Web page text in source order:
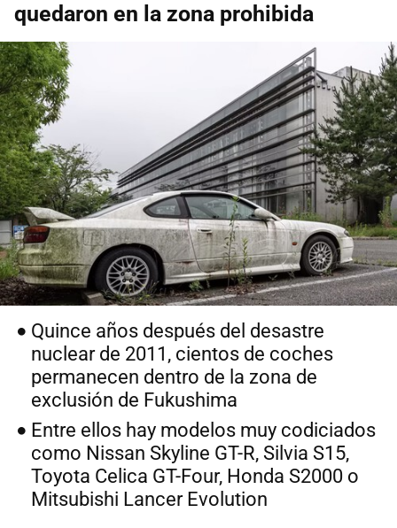
quedaron en la zona prohibida
Quince años después del desastre
nuclear de 2011, cientos de coches
permanecen dentro de la zona de
exclusión de Fukushima
Entre ellos hay modelos muy codiciados
como Nissan Skyline GT-R, Silvia S15,
Toyota Celica GT-Four, Honda S2000 o
Mitsubishi Lancer Evolution